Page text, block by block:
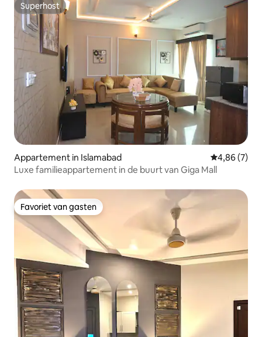
Superhost
Superhost
Appartement in Islamabad Gemiddelde
4,86 (7)
Luxe familieappartement in de buurt van Giga Mall
Favoriet van gasten
Favoriet van gasten